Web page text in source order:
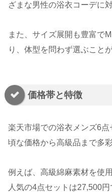
ざまな男性の浴衣コーデに
また、サイズ展開も豊富で
り、体型を問わず選ぶこと
価格帯と特徴
楽天市場での浴衣メンズ6
頃な価格から高級品まで多彩
例えば、高級綿麻素材を使
人気の4点セットは27,500